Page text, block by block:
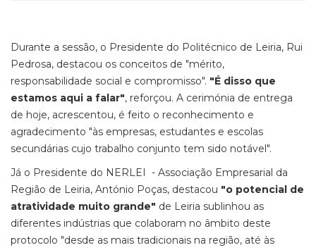
Durante a sessão, o Presidente do Politécnico de Leiria, Rui
Pedrosa, destacou os conceitos de "mérito,
responsabilidade social e compromisso". "É disso que
estamos aqui a falar", reforçou. A cerimónia de entrega
de hoje, acrescentou, é feito o reconhecimento e
agradecimento "às empresas, estudantes e escolas
secundárias cujo trabalho conjunto tem sido notável".
Já o Presidente do NERLEI - Associação Empresarial da
Região de Leiria, António Poças, destacou "o potencial de
atratividade muito grande" de Leiria sublinhou as
diferentes indústrias que colaboram no âmbito deste
protocolo "desde as mais tradicionais na região, até às